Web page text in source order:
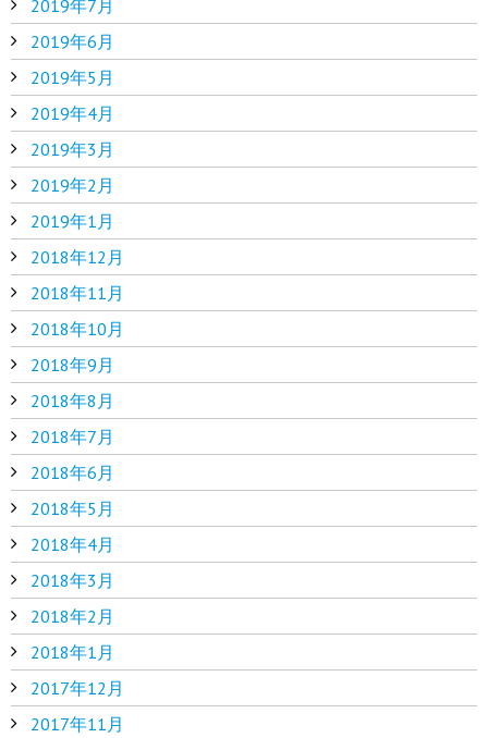
2019年7月
2019年6月
2019年5月
2019年4月
2019年3月
2019年2月
2019年1月
2018年12月
2018年11月
2018年10月
2018年9月
2018年8月
2018年7月
2018年6月
2018年5月
2018年4月
2018年3月
2018年2月
2018年1月
2017年12月
2017年11月